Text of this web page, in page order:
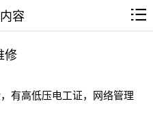
容
修
有高低压电工证，网络管理